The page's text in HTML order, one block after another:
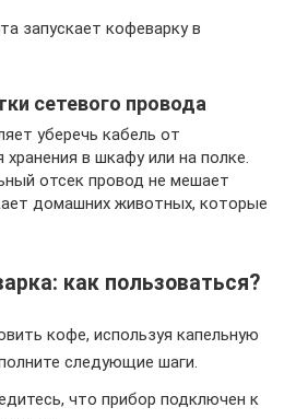
запускает кофеварку в
сетевого провода
уберечь кабель от
в шкафу или на полке.
отсек провод не мешает
домашних животных, которые
как пользоваться?
кофе, используя капельную
следующие шаги.
что прибор подключен к